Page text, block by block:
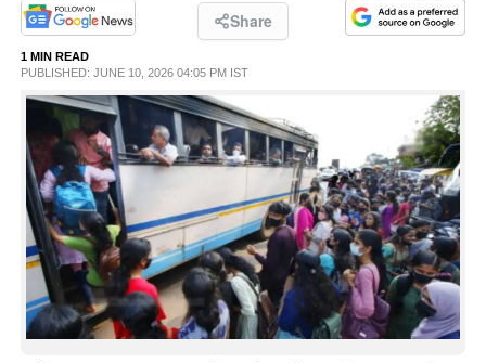
PHOTOS
LIFESTYLE
SPIRITUAL
INFO+
ART
ASTRO
Share
1 MIN READ
PUBLISHED: JUNE 10, 2026 04:05 PM IST